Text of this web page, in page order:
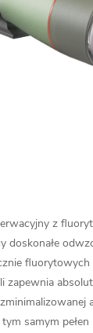
z
doskonałe
zapewnia
samym